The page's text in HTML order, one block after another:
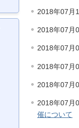
2018年07月
2018年07月
2018年07月
2018年07月
2018年07月
2018年07月
催について